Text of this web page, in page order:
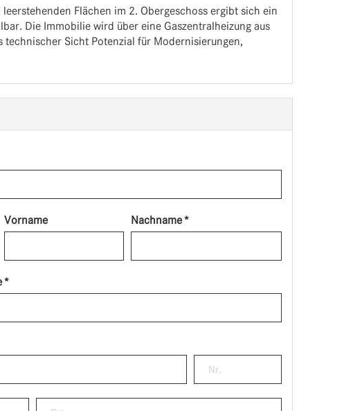
Flächen im 2. Obergeschoss ergibt sich ein
Die Immobilie wird über eine Gaszentralheizung aus
technischer Sicht Potenzial für Modernisierungen,
Vorname Nachname *
*